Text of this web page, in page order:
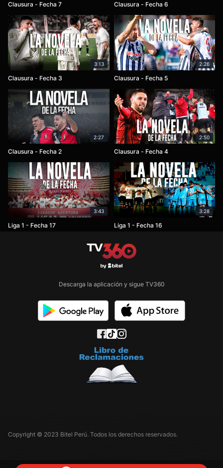
Clausura - Fecha 7 Clausura - Fecha 6
3:13
Clausura - Fecha 3
2:26
Clausura - Fecha 5
2:27
Clausura - Fecha 2
2:50
Clausura - Fecha 4
3:43
Liga 1 - Fecha 17
3:28
Liga 1 - Fecha 16
Descarga la aplicación y sigue TV360
Copyright © 2023 Bitel Perú. Todos los derechos reservados.